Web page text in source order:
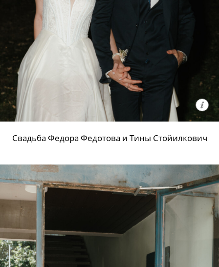
Свадьба Федора Федотова и Тины Стойилкович